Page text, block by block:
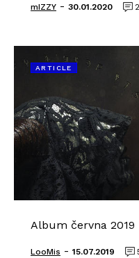
mIZZY - 30.01.2020
ARTICLE
Album června 2019
LooMis - 15.07.2019